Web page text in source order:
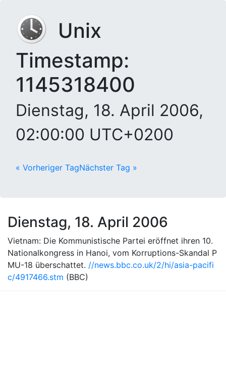
Unix
Timestamp:
1145318400
Dienstag, 18. April 2006,
02:00:00 UTC+0200
« Vorheriger TagNächster Tag »
Dienstag, 18. April 2006
Vietnam: Die Kommunistische Partei eröffnet ihren 10.
Nationalkongress in Hanoi, vom Korruptions-Skandal P
MU-18 überschattet. //news.bbc.co.uk/2/hi/asia-pacifi
c/4917466.stm (BBC)